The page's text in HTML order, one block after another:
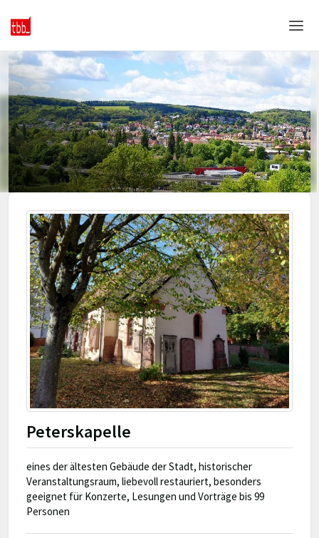
Home
Login
Language
Help & Info
Peterskapelle
eines der ältesten Gebäude der Stadt, historischer
Veranstaltungsraum, liebevoll restauriert, besonders
geeignet für Konzerte, Lesungen und Vorträge bis 99
Personen